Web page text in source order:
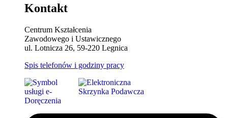
Kontakt
Centrum Kształcenia
Zawodowego i Ustawicznego
ul. Lotnicza 26, 59-220 Legnica
Spis telefonów i godziny pracy